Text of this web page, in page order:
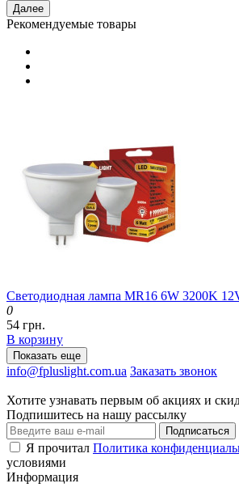
Далее
Рекомендуемые товары
Светодиодная лампа MR16 6W 3200K
0
54 грн.
В корзину
Показать еще
info@fpluslight.com.ua Заказать звонок
Хотите узнавать первым об акциях и
Подпишитесь на нашу рассылку
Подписаться
Я прочитал Политика
условиями
Информация